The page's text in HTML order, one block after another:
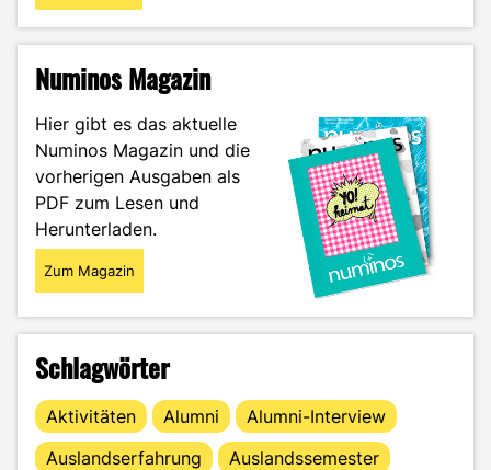
#1
Ein
Auto
für
Studierende?"
Numinos Magazin
Hier gibt es das aktuelle
Numinos Magazin und die
vorherigen Ausgaben als
PDF zum Lesen und
Herunterladen.
Zum Magazin
Schlagwörter
Aktivitäten Alumni
Alumni-Interview
Auslandserfahrung
Auslandssemester